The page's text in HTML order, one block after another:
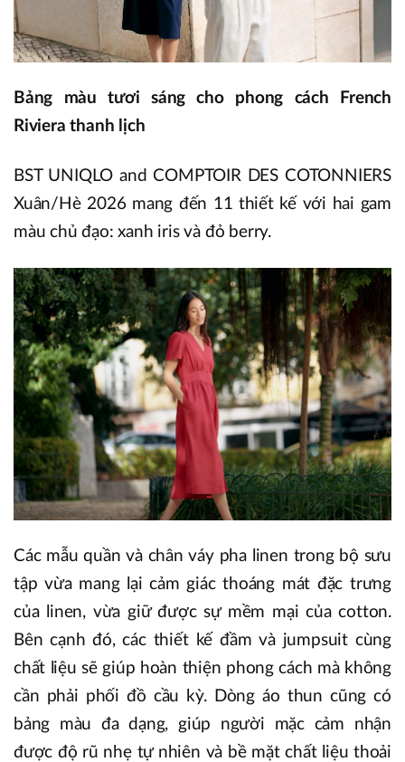
Bảng màu tươi sáng cho phong cách French
Riviera thanh lịch
BST UNIQLO and COMPTOIR DES COTONNIERS
Xuân/Hè 2026 mang đến 11 thiết kế với hai gam
màu chủ đạo: xanh iris và đỏ berry.
Các mẫu quần và chân váy pha linen trong bộ sưu
tập vừa mang lại cảm giác thoáng mát đặc trưng
của linen, vừa giữ được sự mềm mại của cotton.
Bên cạnh đó, các thiết kế đầm và jumpsuit cùng
chất liệu sẽ giúp hoàn thiện phong cách mà không
cần phải phối đồ cầu kỳ. Dòng áo thun cũng có
bảng màu đa dạng, giúp người mặc cảm nhận
được độ rũ nhẹ tự nhiên và bề mặt chất liệu thoải